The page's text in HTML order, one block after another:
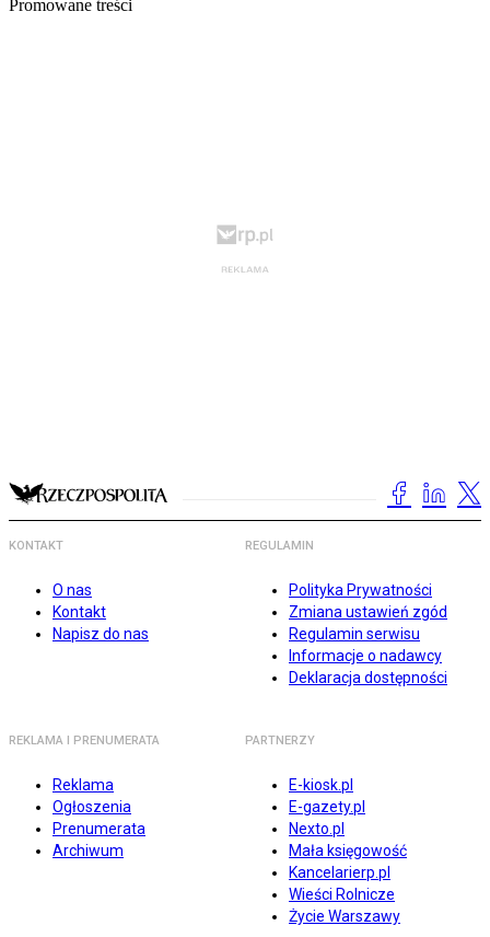
Promowane treści
KONTAKT
O nas
Kontakt
Napisz do nas
REGULAMIN
Polityka Prywatności
Zmiana ustawień zgód
Regulamin serwisu
Informacje o nadawcy
Deklaracja dostępności
REKLAMA I PRENUMERATA
Reklama
Ogłoszenia
Prenumerata
Archiwum
PARTNERZY
E-kiosk.pl
E-gazety.pl
Nexto.pl
Mała księgowość
Kancelarierp.pl
Wieści Rolnicze
Życie Warszawy